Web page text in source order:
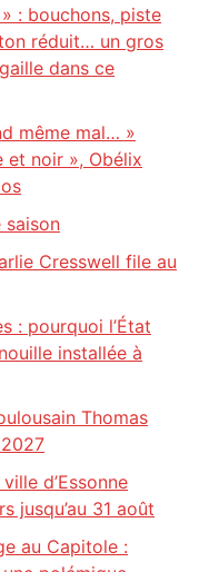
» : bouchons, piste
réduit… un gros
dans ce
même mal… »
et noir », Obélix
saison
Cresswell file au
: pourquoi l’État
installée à
Thomas
d’Essonne
jusqu’au 31 août
au Capitole :